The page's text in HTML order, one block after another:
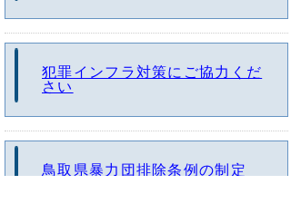
犯罪インフラ対策にご協力くだ
さい
鳥取県暴力団排除条例の制定